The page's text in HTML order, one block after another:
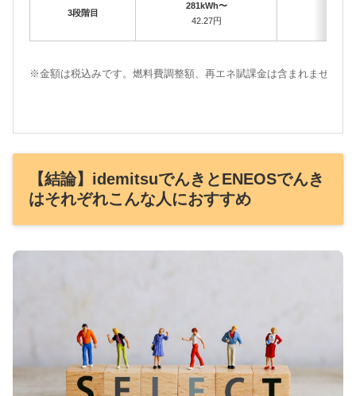
3段階目
281kWh〜
42.27円
※金額は税込みです。燃料費調整額、再エネ賦課金は含まれません。
【結論】idemitsuでんきとENEOSでんき
はそれぞれこんな人におすすめ